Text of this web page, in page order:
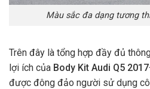
Màu sắc đa dạng tương
Trên đây là tổng hợp đầy đủ
lợi ích của Body Kit Audi Q5
được đông đảo người sử dụng